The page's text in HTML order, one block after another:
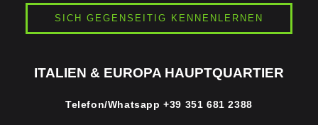
SICH GEGENSEITIG KENNENLERNEN
ITALIEN & EUROPA HAUPTQUARTIER
Telefon/Whatsapp+39 351 681 2388